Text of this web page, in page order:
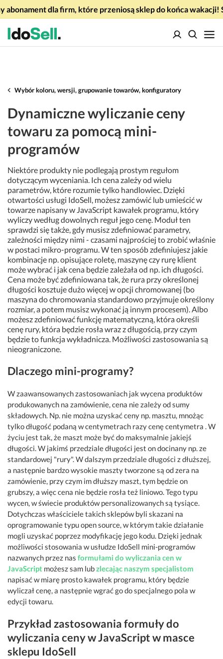
abonament dla firm, które przeniosą sklep do końca wakacji!
Wybór koloru, wersji, grupowanie towarów, konfiguratory
Dynamiczne wyliczanie ceny
towaru za pomocą mini-
programów
Niektóre produkty nie podlegają prostym regułom
dotyczącym wyceniania. Ich cena zależy od wielu
parametrów, które rozumie tylko handlowiec. Dzięki
otwartości usługi IdoSell, możesz zamówić lub umieścić w
towarze napisany w JavaScript kawałek programu, który
wyliczy według dowolnych reguł jego cenę. Moduł ten
sprawdzi się także, gdy musisz zdefiniować parametry,
zależności między nimi - czasami najprościej to zrobić właśnie
w postaci mikro-programu. W ten sposób zdefiniujesz jakie
kombinacje np. opisujące roletę, maszynę czy rurę klient
może wybrać i jak cena będzie zależała od np. ich długości.
Cena może być zdefiniowana tak, że rura przy określonej
długości kosztuje dużo więcej w opcji chromowanej (bo
maszyna do chromowania standardowo przyjmuje określony
rozmiar, a potem musisz wykonać ją innym procesem). Albo
możesz zdefiniować funkcję matematyczną, która określi
cenę rury, która będzie rosła wraz z długością, przy czym
będzie to funkcja wykładnicza. Możliwości zastosowania są
nieograniczone.
Dlaczego mini-programy?
W zaawansowanych zastosowaniach jak wycena produktów
produkowanych na zamówienie, cena nie zależy od sumy
składowych. Np. nie można uzyskać ceny np. masztu, mnożąc
tylko długość podaną w centymetrach razy cenę centymetra . W
życiu jest tak, że maszt może być do maksymalnie jakiejś
długości. W jakimś przedziale długości jest on docinany np. ze
standardowej "rury". W dalszym przedziale długości z dłuższej,
a następnie bardzo wysokie maszty tworzone są od zera na
zamówienie, przy czym im dłuższy maszt, tym będzie on
grubszy, a więc cena nie będzie rosła też liniowo. Tego typu
wycen, w świecie produktów personalizowanych są tysiące.
Dotychczas właściciele takich sklepów byli skazani na
oprogramowanie typu open source, w którym takie działanie
mogli uzyskać poprzez modyfikację jego kodu. Dzięki jednak
możliwości stosowania w usłudze IdoSell mini-programów
nazwanych przez nas formułami do wyliczania cen w
JavaScript możesz sam lubzlecając naszym specjalistom
napisać w miarę prosto kawałek programu, który będzie
wyliczał cenę, a następnie wgrać go do specjalnego pola w
edycji towaru.
Przykład zastosowania formuły do
wyliczania ceny w JavaScript w masce
sklepu IdoSell